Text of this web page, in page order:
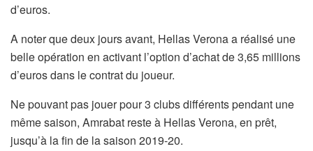
d’euros.
A noter que deux jours avant, Hellas Verona a réalisé une
belle opération en activant l’option d’achat de 3,65 millions
d’euros dans le contrat du joueur.
Ne pouvant pas jouer pour 3 clubs différents pendant une
même saison, Amrabat reste à Hellas Verona, en prêt,
jusqu’à la fin de la saison 2019-20.